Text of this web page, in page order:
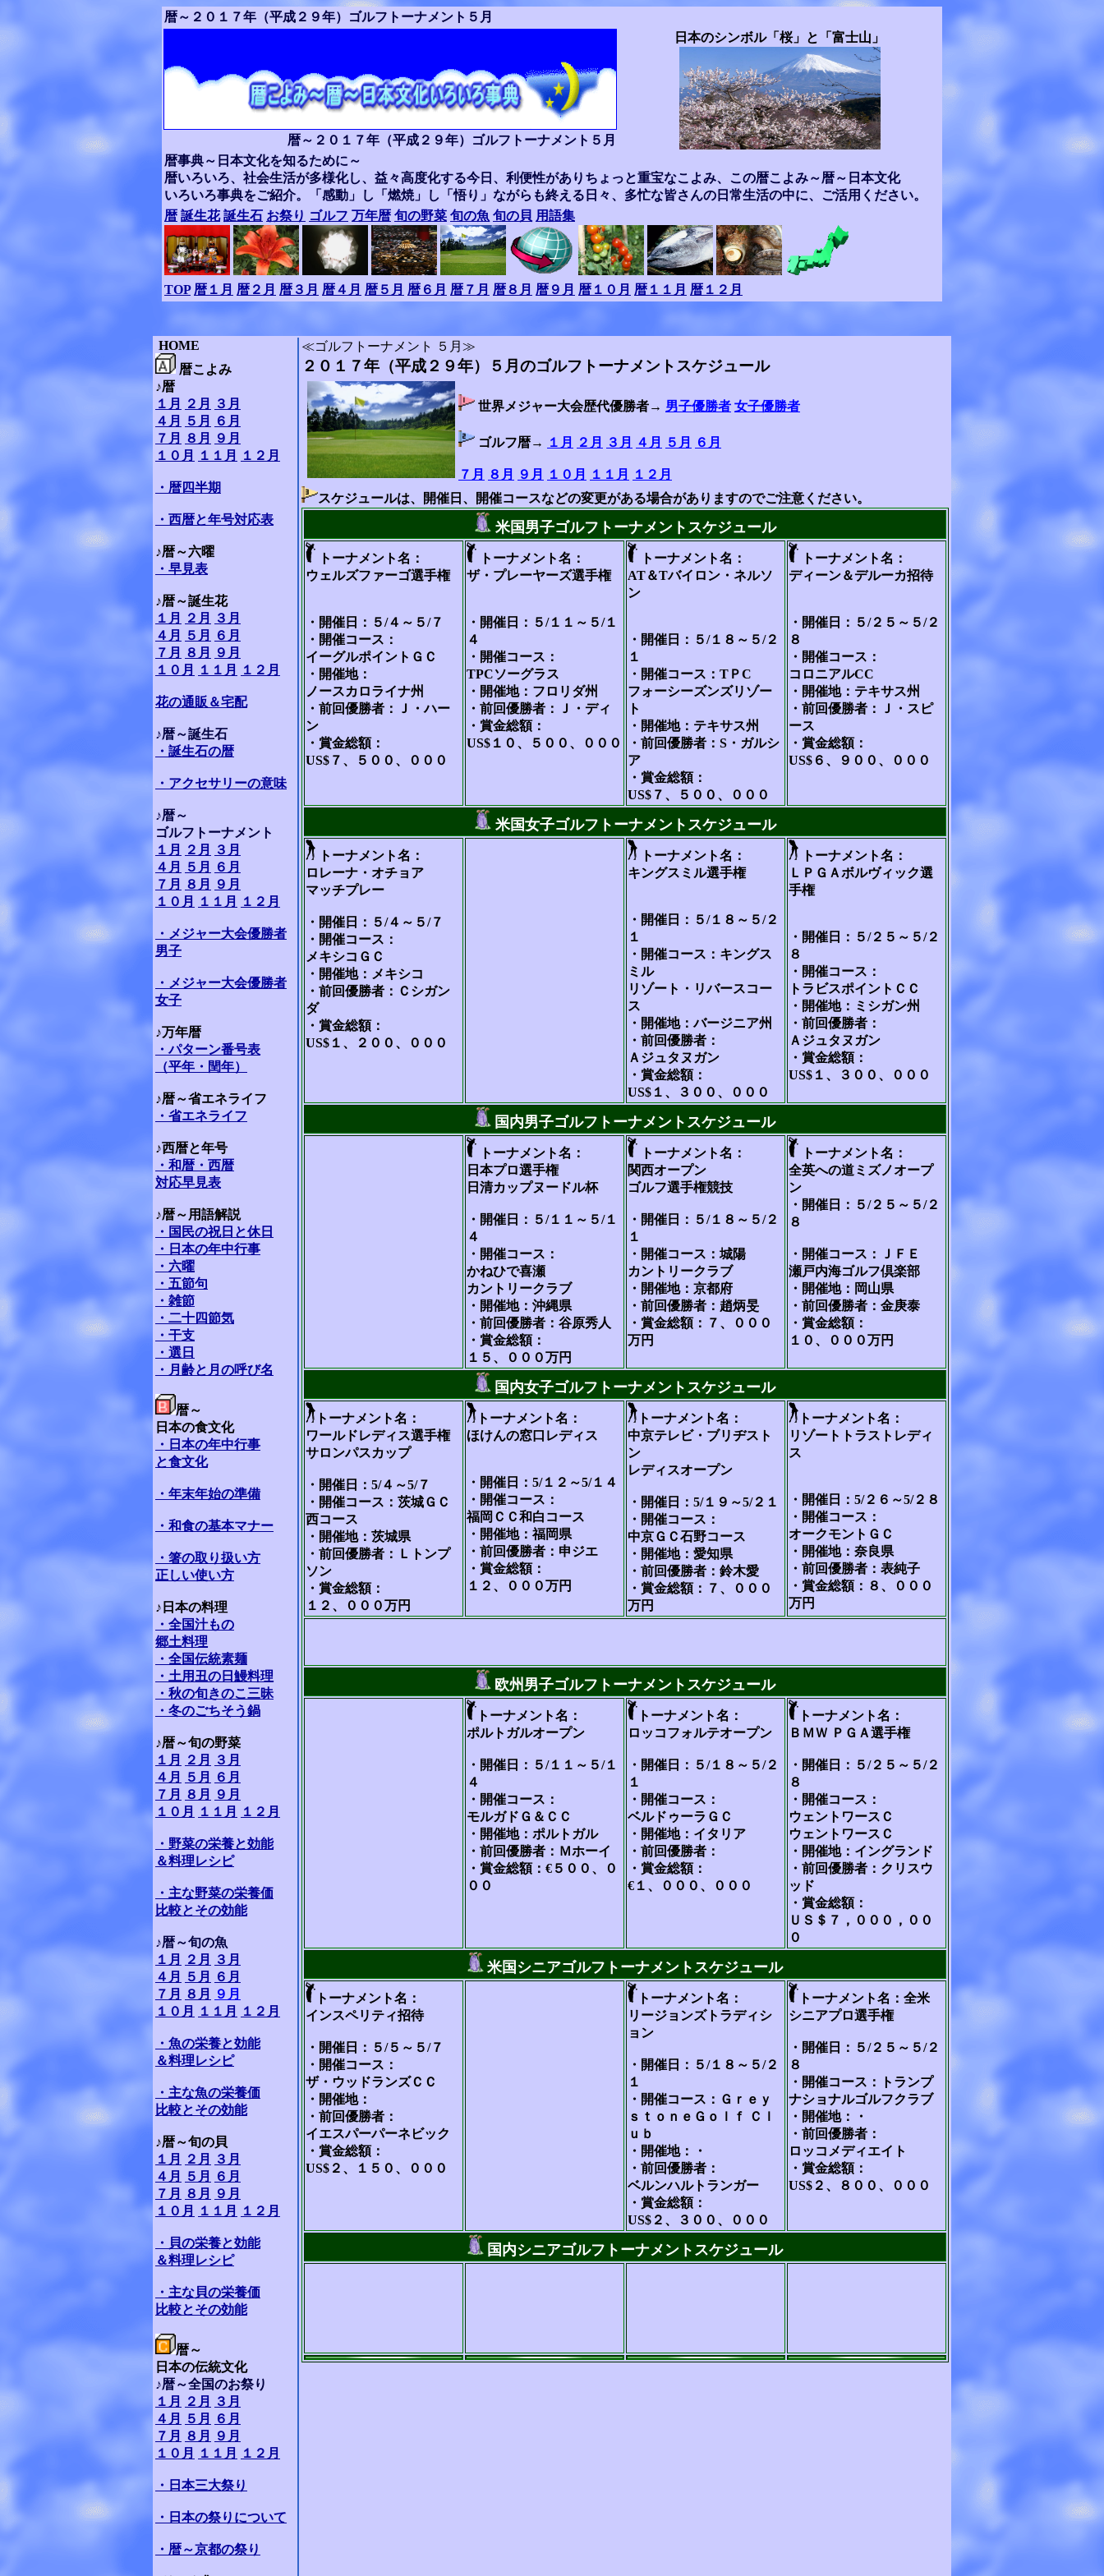
暦～２０１７年（平成２９年）ゴルフトーナメント５月
日本のシンボル「桜」と「富士山」
暦～２０１７年（平成２９年）ゴルフトーナメント５月
暦事典～日本文化を知るために～
暦いろいろ、社会生活が多様化し、益々高度化する今日、利便性がありちょっと重宝なこよみ、この暦こよみ～暦～日本文化
いろいろ事典をご紹介。「感動」し「燃焼」し「悟り」ながらも終える日々、多忙な皆さんの日常生活の中に、ご活用ください。
暦 誕生花 誕生石 お祭り ゴルフ 万年暦 旬の野菜 旬の魚 旬の貝 用語集
TOP 暦１月 暦２月 暦３月 暦４月 暦５月 暦６月 暦７月 暦８月 暦９月 暦１０月 暦１１月 暦１２月
HOME
暦こよみ
♪暦
１月
２月
３月
４月
５月
６月
７月
８月
９月
１０月
１１月 １２月
・暦四半期
・西暦と年号対応表
♪暦～六曜
・早見表
♪暦～誕生花
１月
２月
３月
４月
５月
６月
７月
８月
９月
１０月
１１月 １２月
花の通販＆宅配
♪暦～誕生石
・誕生石の暦
・ アクセサリーの意味
♪暦～
ゴルフトーナメント
１月
２月
３月
４月
５月
６月
７月
８月
９月
１０月
１１月 １２月
・メジャー大会優勝者
男子
・メジャー大会優勝者
女子
♪万年暦
・パターン番号表
（平年・閏年）
♪暦～省エネライフ
・省エネライフ
♪西暦と年号
・和暦・西暦
対応早見表
♪暦～用語解説
・国民の祝日と休日
・日本の年中行事
・六曜
・五節句
・雑節
・二十四節気
・干支
・選日
・月齢と月の呼び名
暦～
日本の食文化
・日本の年中行事
と食文化
・年末年始の準備
・和食の基本マナー
・箸の取り扱い方
正しい使い方
♪日本の料理
・全国汁もの
郷土料理
・全国伝統素麺
・土用丑の日鰻料理
・秋の旬きのこ三昧
・冬のごちそう鍋
♪暦～旬の野菜
１月
２月
３月
４月
５月
６月
７月
８月
９月
１０月
１１月 １２月
・野菜の栄養と効能
＆料理レシピ
・主な野菜の栄養価
比較とその効能
♪暦～旬の魚
１月
２月
３月
４月
５月
６月
７月
８月
９月
１０月
１１月 １２月
・魚の栄養と効能
＆料理レシピ
・主な魚の栄養価
比較とその効能
♪暦～旬の貝
１月
２月
３月
４月
５月
６月
７月
８月
９月
１０月
１１月 １２月
・貝の栄養と効能
＆料理レシピ
・主な貝の栄養価
比較とその効能
暦～
日本の伝統文化
♪暦～全国のお祭り
１月
２月
３月
４月
５月
６月
７月
８月
９月
１０月
１１月 １２月
・日本三大祭り
・日本の祭りについて
・暦～京都の祭り
≪ゴルフトーナメント ５月≫
２０１７年（平成２９年）５月のゴルフトーナメントスケジュール
世界メジャー大会歴代優勝者→ 男子優勝者 女子優勝者
ゴルフ暦→ １月 ２月 ３月 ４月 ５月 ６月
７月 ８月 ９月 １０月 １１月
１２月
スケジュールは、開催日、開催コースなどの変更がある場合がありますのでご注意ください。
米国男子ゴルフトーナメントスケジュール
トーナメント名：
ウェルズファーゴ選手権
・開催日：５/４～５/７
・開催コース：
イーグルポイントＧＣ
・開催地：
ノースカロライナ州
・前回優勝者：Ｊ・ハー
ン
・賞金総額：
US$７、５００、０００
トーナメント名：
ザ・プレーヤーズ選手権
・開催日：５/１１～５/１
４
・開催コース：
TPCソーグラス
・開催地：フロリダ州
・前回優勝者：Ｊ・ディ
・賞金総額：
US$１０、５００、０００
トーナメント名：
AT＆Tバイロン・ネルソ
ン
・開催日：５/１８～５/２
１
・開催コース：TＰC
フォーシーズンズリゾー
ト
・開催地：テキサス州
・前回優勝者：S・ガルシ
ア
・賞金総額：
US$７、５００、０００
トーナメント名：
ディーン＆デルーカ招待
・開催日：５/２５～５/２
８
・開催コース：
コロニアルCC
・開催地：テキサス州
・前回優勝者：Ｊ・スピ
ース
・賞金総額：
US$６、９００、０００
米国女子ゴルフトーナメントスケジュール
トーナメント名：
ロレーナ・オチョア
マッチプレー
・開催日：５/４～５/７
・開催コース：
メキシコＧＣ
・開催地：メキシコ
・前回優勝者：Ｃシガン
ダ
・賞金総額：
US$１、２００、０００
トーナメント名：
キングスミル選手権
・開催日：５/１８～５/２
１
・開催コース：キングス
ミル
リゾート・リバースコー
ス
・開催地：バージニア州
・前回優勝者：
Ａジュタヌガン
・賞金総額：
US$１、３００、０００
トーナメント名：
ＬＰＧＡボルヴィック選
手権
・開催日：５/２５～５/２
８
・開催コース：
トラビスポイントＣＣ
・開催地：ミシガン州
・前回優勝者：
Ａジュタヌガン
・賞金総額：
US$１、３００、０００
国内男子ゴルフトーナメントスケジュール
トーナメント名：
日本プロ選手権
日清カップヌードル杯
・開催日：５/１１～５/１
４
・開催コース：
かねひで喜瀬
カントリークラブ
・開催地：沖縄県
・前回優勝者：谷原秀人
・賞金総額：
１５、０００万円
トーナメント名：
関西オープン
ゴルフ選手権競技
・開催日：５/１８～５/２
１
・開催コース：城陽
カントリークラブ
・開催地：京都府
・前回優勝者：趙炳旻
・賞金総額：７、０００
万円
トーナメント名：
全英への道ミズノオープ
ン
・開催日：５/２５～５/２
８
・開催コース：ＪＦＥ
瀬戸内海ゴルフ倶楽部
・開催地：岡山県
・前回優勝者：金庚泰
・賞金総額：
１０、０００万円
国内女子ゴルフトーナメントスケジュール
トーナメント名：
ワールドレディス選手権
サロンパスカップ
・開催日：5/４～5/７
・開催コース：茨城ＧＣ
西コース
・開催地：茨城県
・前回優勝者：Ｌトンプ
ソン
・賞金総額：
１２、０００万円
トーナメント名：
ほけんの窓口レディス
・開催日：5/１２～5/１４
・開催コース：
福岡ＣＣ和白コース
・開催地：福岡県
・前回優勝者：申ジエ
・賞金総額：
１２、０００万円
トーナメント名：
中京テレビ・ブリヂスト
ン
レディスオープン
・開催日：5/１９～5/２１
・開催コース：
中京ＧＣ石野コース
・開催地：愛知県
・前回優勝者：鈴木愛
・賞金総額：７、０００
万円
トーナメント名：
リゾートトラストレディ
ス
・開催日：5/２６～5/２８
・開催コース：
オークモントＧＣ
・開催地：奈良県
・前回優勝者：表純子
・賞金総額：８、０００
万円
欧州男子ゴルフトーナメントスケジュール
トーナメント名：
ポルトガルオープン
・開催日：５/１１～５/１
４
・開催コース：
モルガドＧ＆ＣＣ
・開催地：ポルトガル
・前回優勝者：Ｍホーイ
・賞金総額：€５００、０
００
トーナメント名：
ロッコフォルテオープン
・開催日：５/１８～５/２
１
・開催コース：
ベルドゥーラＧＣ
・開催地：イタリア
・前回優勝者：
・賞金総額：
€１、０００、０００
トーナメント名：
ＢＭＷ ＰＧＡ選手権
・開催日：５/２５～５/２
８
・開催コース：
ウェントワースＣ
ウェントワースＣ
・開催地：イングランド
・前回優勝者：クリスウ
ッド
・賞金総額：
ＵＳ＄７，０００，００
０
米国シニアゴルフトーナメントスケジュール
トーナメント名：
インスペリティ招待
・開催日：５/５～５/７
・開催コース：
ザ・ウッドランズＣＣ
・開催地：
・前回優勝者：
イエスパーパーネビック
・賞金総額：
US$２、１５０、０００
トーナメント名：
リージョンズトラディシ
ョン
・開催日：５/１８～５/２
１
・開催コース：Ｇｒｅｙ
ｓｔｏｎｅＧｏｌｆ Ｃｌ
ｕｂ
・開催地：・
・前回優勝者：
ベルンハルトランガー
・賞金総額：
US$２、３００、０００
トーナメント名：全米
シニアプロ選手権
・開催日：５/２５～５/２
８
・開催コース：トランプ
ナショナルゴルフクラブ
・開催地：・
・前回優勝者：
ロッコメディエイト
・賞金総額：
US$２、８００、０００
国内シニアゴルフトーナメントスケジュール